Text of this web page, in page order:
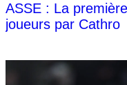
ASSE : La
joueurs par Cathro